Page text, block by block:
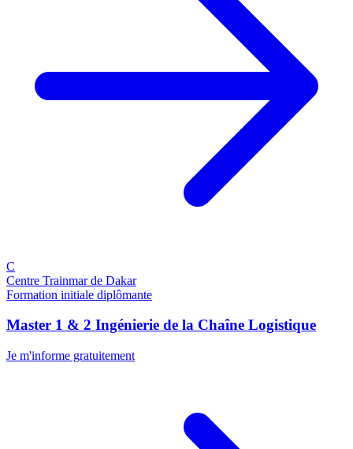
C
Centre Trainmar de Dakar
Formation initiale diplômante
Master 1 & 2 Ingénierie de la Chaîne Logistique
Je m'informe gratuitement